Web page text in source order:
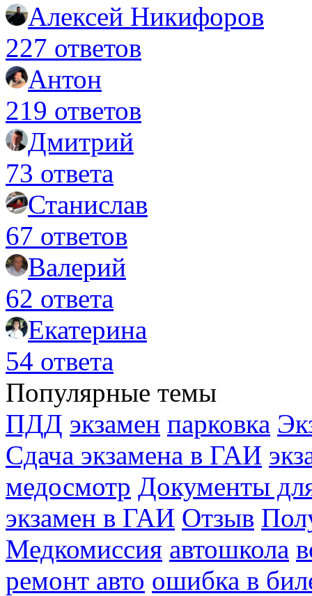
Алексей Никифоров
227 ответов
Антон
219 ответов
Дмитрий
73 ответа
Станислав
67 ответов
Валерий
62 ответа
Екатерина
54 ответа
Популярные темы
ПДД экзамен парковка
Сдача экзамена в ГАИ
медосмотр Документы
экзамен в ГАИ Отзыв
Медкомиссия автошкола
ремонт авто ошибка в